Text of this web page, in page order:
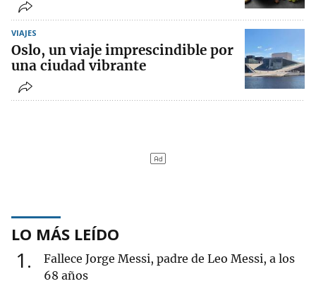
VIAJES
Oslo, un viaje imprescindible por
una ciudad vibrante
LO MÁS LEÍDO
1
Fallece Jorge Messi, padre de Leo Messi, a los
68 años